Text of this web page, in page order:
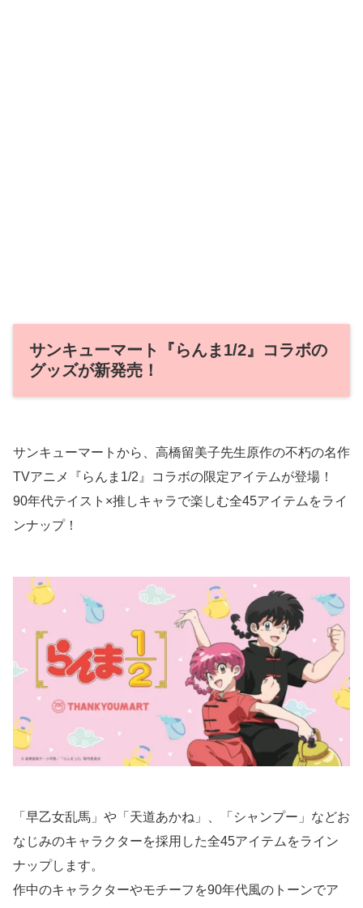
サンキューマート『らんま1/2』コラボの
グッズが新発売！
サンキューマートから、高橋留美子先生原作の不朽の名作
TVアニメ『らんま1/2』コラボの限定アイテムが登場！
90年代テイスト×推しキャラで楽しむ全45アイテムをライ
ンナップ！
「早乙女乱馬」や「天道あかね」、「シャンプー」などお
なじみのキャラクターを採用した全45アイテムをライン
ナップします。
作中のキャラクターやモチーフを90年代風のトーンでア